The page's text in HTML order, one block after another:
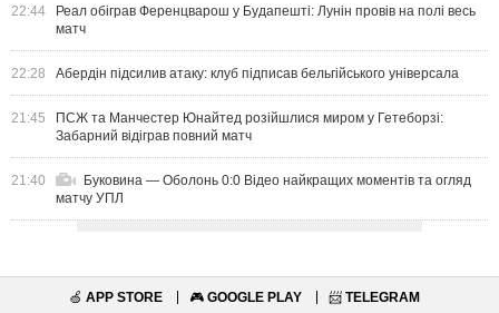
22:44
Реал обіграв Ференцварош у Будапешті: Лунін провів на полі весь
матч
22:28 Абердін підсилив атаку: клуб підписав бельгійського універсала
21:45
ПСЖ та Манчестер Юнайтед розійшлися миром у Гетеборзі:
Забарний відіграв повний матч
21:40
Буковина — Оболонь 0:0 Відео найкращих моментів та огляд
матчу УПЛ
🍏 APP STORE 🎮 GOOGLE PLAY 📨 TELEGRAM